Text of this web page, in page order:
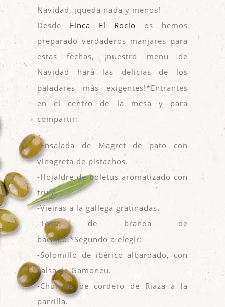
Navidad, ¡queda nada y menos!
Desde Finca El Rocío os hemos
preparado verdaderos manjares para
estas fechas, ¡nuestro menú de
Navidad hará las delicias de los
paladares más exigentes!*Entrantes
en el centro de la mesa y para
compartir:
-Ensalada de Magret de pato con
vinagreta de pistachos.
-Hojaldre de boletus aromatizado con
trufa.
-Vieiras a la gallega gratinadas.
-Tosta de branda de
bacalao.*Segundo a elegir:
-Solomillo de ibérico albardado, con
salsa de Gamoneu.
-Chuletas de cordero de Riaza a la
parrilla.